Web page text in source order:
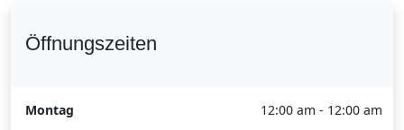
Öffnungszeiten
Montag 12:00 am - 12:00 am